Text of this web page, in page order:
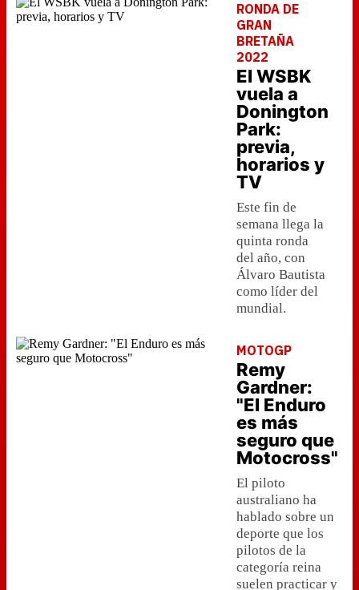
RONDA DE
GRAN
BRETAÑA
2022
El WSBK
vuela a
Donington
Park:
previa,
horarios y
TV
Este fin de
semana llega la
quinta ronda
del año, con
Álvaro Bautista
como líder del
mundial.
MOTOGP
Remy
Gardner:
"El Enduro
es más
seguro que
Motocross"
El piloto
australiano ha
hablado sobre un
deporte que los
pilotos de la
categoría reina
suelen practicar y